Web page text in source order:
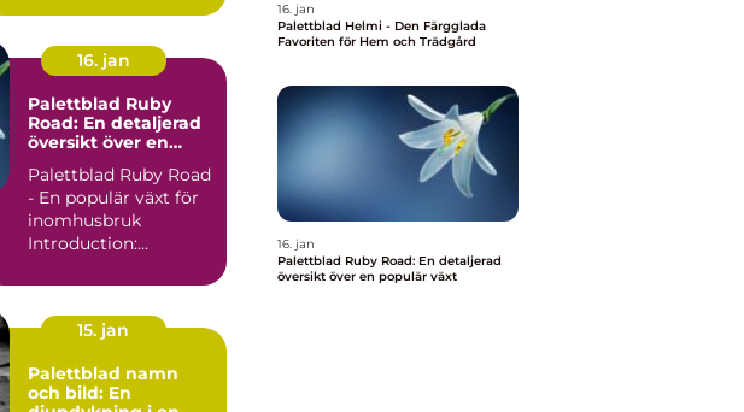
16. jan
Palettblad Ruby
Road: En detaljerad
översikt över en
Palettblad Ruby Road
- En populär växt för
inomhusbruk
Introduction:
är en vac...
15. jan
Palettblad namn
och bild: En
16. jan
Palettblad Helmi - Den Färgglada
Favoriten för Hem och Trädgård
16. jan
Palettblad Ruby Road: En detaljerad
översikt över en populär växt